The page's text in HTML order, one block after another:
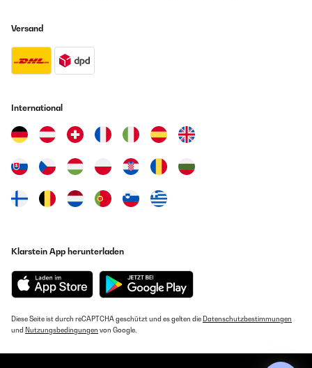
Versand
International
Klarstein App herunterladen
Diese Seite ist durch reCAPTCHA geschützt und es gelten die Datenschutzbestimmungen
und Nutzungsbedingungen von Google.